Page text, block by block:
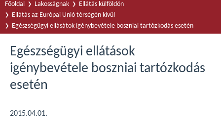
Főoldal Lakosságnak
Ellátás külföldön
Ellátás az Európai Unió térségén kívül
Egészségügyi ellásátok igénybevétele boszniai tartózkodás esetén
Egészségügyi ellátások
igénybevétele boszniai tartózkodás
esetén
2015.04.01.